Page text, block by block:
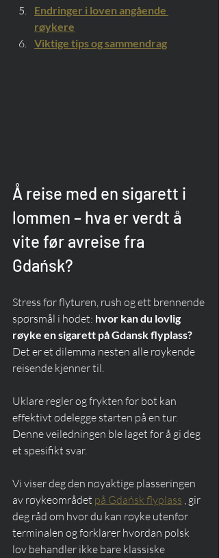
Endringer i loven angående
røykere
Viktige tips og sammendrag
Å reise med en sigarett i
lommen – hva er verdt å
vite før avreise fra
Gdańsk?
Stress før flyturen, rush og ett brennende
spørsmål i hodet: hvor kan du lovlig
røyke en sigarett på Gdansk flyplass?
Det er et dilemma nesten alle røykende
reisende kjenner til.
Uklare regler og frykten for bot kan
effektivt ødelegge starten på en tur.
Denne veiledningen ble laget for å gi deg
et spesifikt svar.
Vi viser deg den nøyaktige plasseringen
av røykeområdet på Gdańsk flyplass , gir
deg råd om hvor du kan røyke utenfor
terminalen og forklarer hvordan polsk
lov behandler ikke bare klassiske